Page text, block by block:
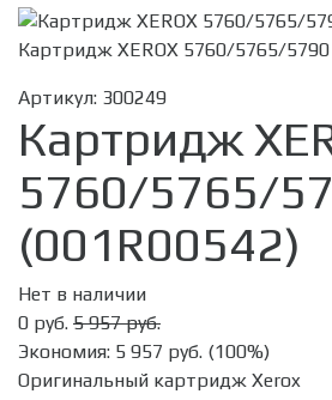
Картридж XEROX 5760/5765/
Артикул: 300249
Картридж
5760/5765/
(001R00542)
Нет в наличии
0 руб. 5 957 руб.
Экономия: 5 957 руб. (100%)
Оригинальный картридж Xerox